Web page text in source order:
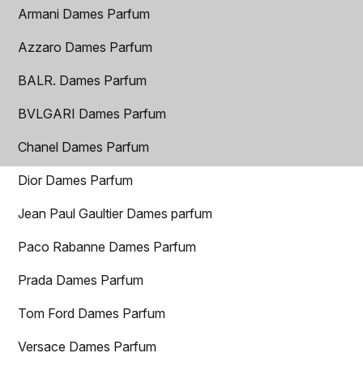
Armani Dames Parfum
Azzaro Dames Parfum
BALR. Dames Parfum
BVLGARI Dames Parfum
Chanel Dames Parfum
Dior Dames Parfum
Jean Paul Gaultier Dames parfum
Paco Rabanne Dames Parfum
Prada Dames Parfum
Tom Ford Dames Parfum
Versace Dames Parfum